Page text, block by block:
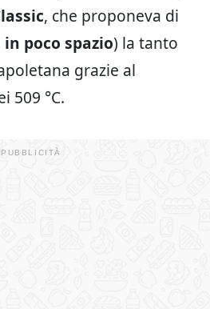
, che proponeva di
in poco spazio) la tanto
grazie al
509 °C.